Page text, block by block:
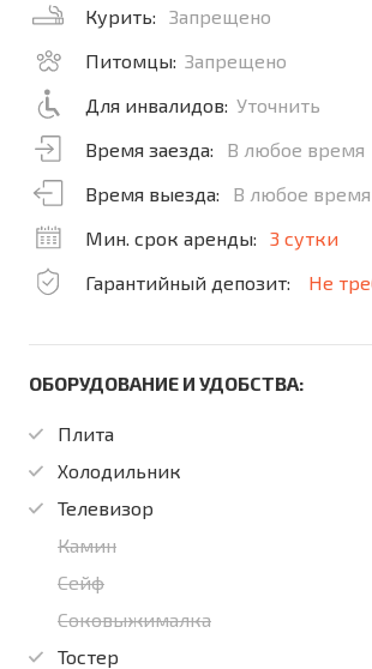
Курить:
Запрещено
Питомцы: Запрещено
Для инвалидов: Уточнить
Время заезда:
В любое время
Время выезда:
В любое время
Мин. срок аренды:
3 сутки
Гарантийный депозит:
Не
ОБОРУДОВАНИЕ И УДОБСТВА:
Плита
Холодильник
Телевизор
Камин
Сейф
Соковыжималка
Тостер